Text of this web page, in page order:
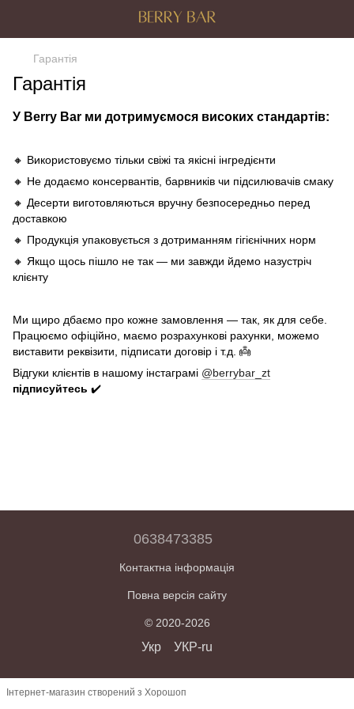
Гарантія
Гарантія
У Berry Bar ми дотримуємося високих стандартів:
🔸 Використовуємо тільки свіжі та якісні інгредієнти
🔸 Не додаємо консервантів, барвників чи підсилювачів смаку
🔸 Десерти виготовляються вручну безпосередньо перед
доставкою
🔸 Продукція упаковується з дотриманням гігієнічних норм
🔸 Якщо щось пішло не так — ми завжди йдемо назустріч
клієнту
Ми щиро дбаємо про кожне замовлення — так, як для себе.
Працюємо офіційно, маємо розрахункові рахунки, можемо
виставити реквізити, підписати договір і т.д. 👼
Відгуки клієнтів в нашому інстаграмі @berrybar_zt
підписуйтесь ✔️
0638473385
Контактна інформація
Повна версія сайту
© 2020-2026
Укр УКР-ru
Інтернет-магазин створений з Хорошоп